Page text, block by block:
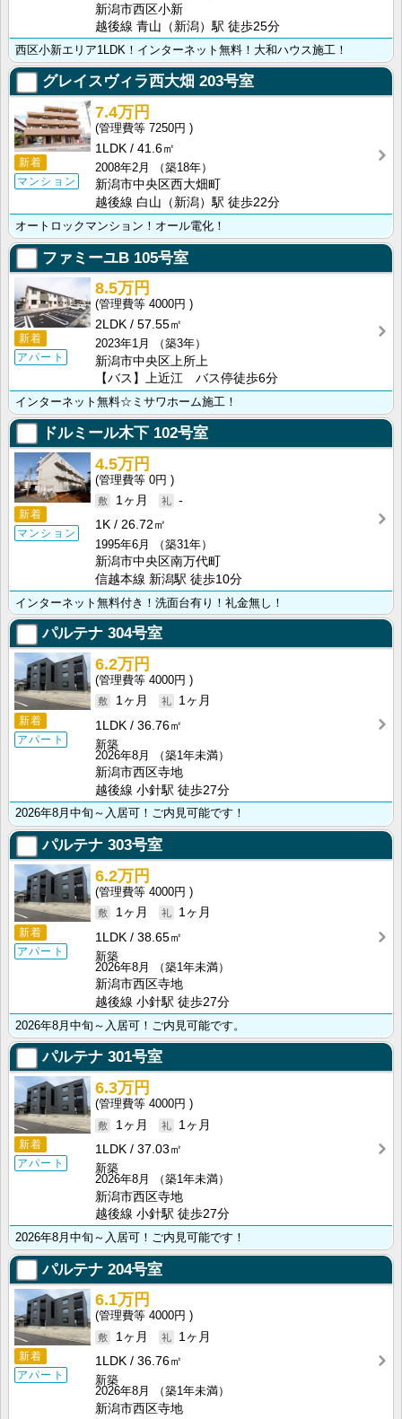
新潟市西区小新
越後線 青山（新潟）駅 徒歩25分
西区小新エリア1LDK！インターネット無料！大和ハウス施工！
グレイスヴィラ西大畑 203号室
新着
マンション
7.4万円
7250円
1LDK
41.6㎡
2008年2月
（築18年）
新潟市中央区西大畑町
越後線 白山（新潟）駅 徒歩22分
オートロックマンション！オール電化！
ファミーユB 105号室
新着
アパート
8.5万円
4000円
2LDK
57.55㎡
2023年1月
（築3年）
新潟市中央区上所上
【バス】上近江 バス停徒歩6分
インターネット無料☆ミサワホーム施工！
ドルミール木下 102号室
新着
マンション
4.5万円
0円
1ヶ月
-
1K
26.72㎡
1995年6月
（築31年）
新潟市中央区南万代町
信越本線 新潟駅 徒歩10分
インターネット無料付き！洗面台有り！礼金無し！
パルテナ 304号室
新着
アパート
6.2万円
4000円
1ヶ月
1ヶ月
1LDK
36.76㎡
新築
2026年8月
（築1年未満）
新潟市西区寺地
越後線 小針駅 徒歩27分
2026年8月中旬～入居可！ご内見可能です！
パルテナ 303号室
新着
アパート
6.2万円
4000円
1ヶ月
1ヶ月
1LDK
38.65㎡
新築
2026年8月
（築1年未満）
新潟市西区寺地
越後線 小針駅 徒歩27分
2026年8月中旬～入居可！ご内見可能です。
パルテナ 301号室
新着
アパート
6.3万円
4000円
1ヶ月
1ヶ月
1LDK
37.03㎡
新築
2026年8月
（築1年未満）
新潟市西区寺地
越後線 小針駅 徒歩27分
2026年8月中旬～入居可！ご内見可能です！
パルテナ 204号室
新着
アパート
6.1万円
4000円
1ヶ月
1ヶ月
1LDK
36.76㎡
新築
2026年8月
（築1年未満）
新潟市西区寺地